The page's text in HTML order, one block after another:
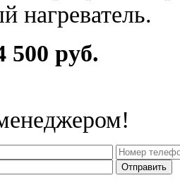
нагреватель.
500 руб.